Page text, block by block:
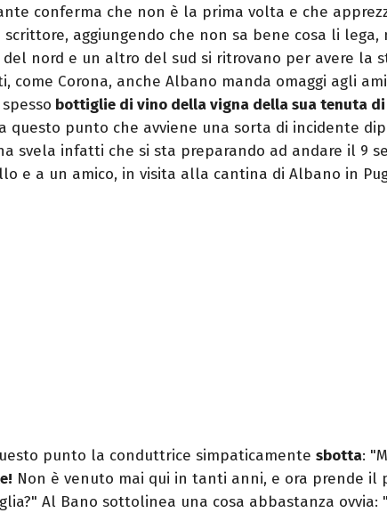
conferma che non è la prima volta e che
aggiungendo che non sa bene cosa li lega,
del nord e un altro del sud si ritrovano per avere la
come Corona, anche Albano manda omaggi agli
bottiglie di vino della vigna della sua tenuta di
questo punto che avviene una sorta di incidente
svela infatti che si sta preparando ad andare il 9
e a un amico, in visita alla cantina di Albano in
punto la conduttrice simpaticamente sbotta:
Non è venuto mai qui in tanti anni, e ora prende il
Al Bano sottolinea una cosa abbastanza ovvia: